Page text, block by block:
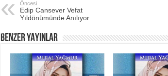
Öncesi
Edip Cansever Vefat
Yıldönümünde Anılıyor
BENZER YAYINLAR